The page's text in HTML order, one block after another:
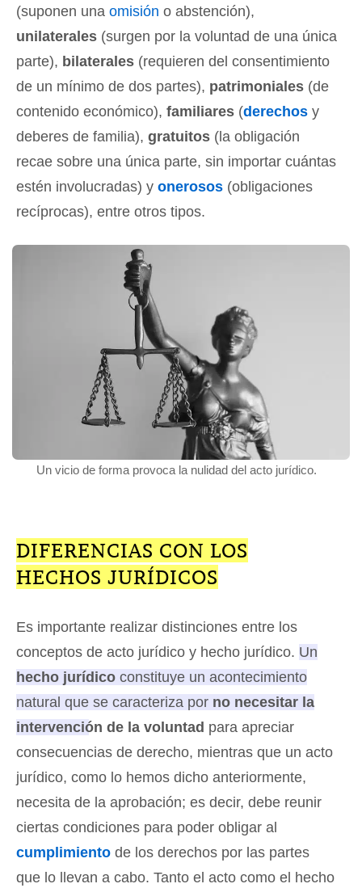
(suponen una omisión o abstención),
unilaterales (surgen por la voluntad de una única
parte), bilaterales (requieren del consentimiento
de un mínimo de dos partes), patrimoniales (de
contenido económico), familiares (derechos y
deberes de familia), gratuitos (la obligación
recae sobre una única parte, sin importar cuántas
estén involucradas) y onerosos (obligaciones
recíprocas), entre otros tipos.
Un vicio de forma provoca la nulidad del acto jurídico.
DIFERENCIAS CON LOS
HECHOS JURÍDICOS
Es importante realizar distinciones entre los
conceptos de acto jurídico y hecho jurídico. Un
hecho jurídico constituye un acontecimiento
natural que se caracteriza por no necesitar la
intervención de la voluntad para apreciar
consecuencias de derecho, mientras que un acto
jurídico, como lo hemos dicho anteriormente,
necesita de la aprobación; es decir, debe reunir
ciertas condiciones para poder obligar al
cumplimiento de los derechos por las partes
que lo llevan a cabo. Tanto el acto como el hecho